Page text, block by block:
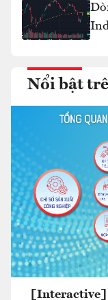
Nổi bật
[Interactive]